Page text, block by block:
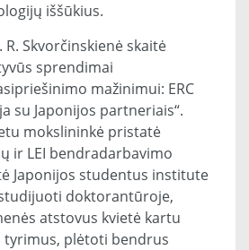
iššūkius.
Skvorčinskienė skaitė
sprendimai
mažinimui: ERC
su Japonijos partneriais“.
mokslininkė pristatė
ir LEI bendradarbavimo
Japonijos studentus institute
doktorantūroje,
atstovus kvietė kartu
tyrimus, plėtoti bendrus